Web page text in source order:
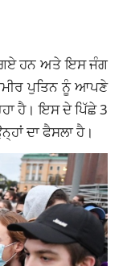
ਗਏ ਹਨ ਅਤੇ ਇਸ ਜੰਗ
ਪੁਤਿਨ ਨੂੰ ਆਪਣੇ
ਹੈ। ਇਸ ਦੇ ਪਿੱਛੇ 3
ਦਾ ਫੈਸਲਾ ਹੈ।